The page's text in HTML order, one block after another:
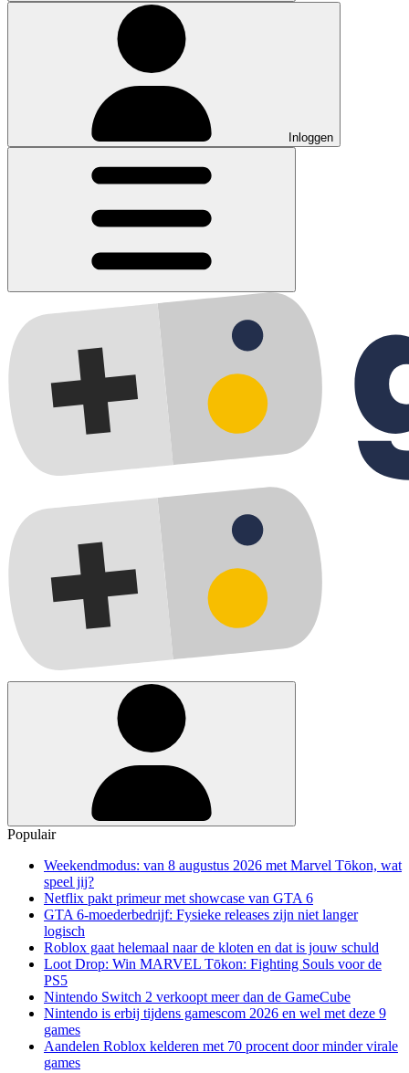
Inloggen
Populair
Weekendmodus: van 8 augustus 2026 met Marvel Tōkon, wat
speel jij?
Netflix pakt primeur met showcase van GTA 6
GTA 6-moederbedrijf: Fysieke releases zijn niet langer
logisch
Roblox gaat helemaal naar de kloten en dat is jouw schuld
Loot Drop: Win MARVEL Tōkon: Fighting Souls voor de
PS5
Nintendo Switch 2 verkoopt meer dan de GameCube
Nintendo is erbij tijdens gamescom 2026 en wel met deze 9
games
Aandelen Roblox kelderen met 70 procent door minder virale
games